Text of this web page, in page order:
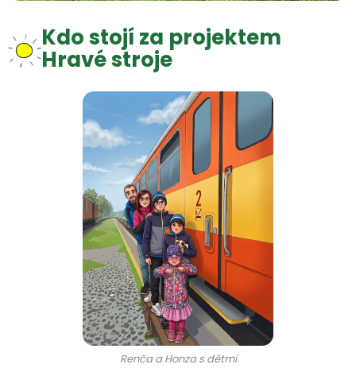
Kdo stojí za projektem
Hravé stroje
Renča a Honza s dětmi